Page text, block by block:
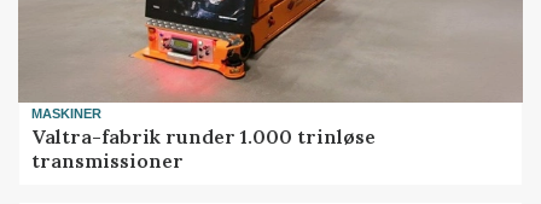
MASKINER
Valtra-fabrik runder 1.000 trinløse
transmissioner